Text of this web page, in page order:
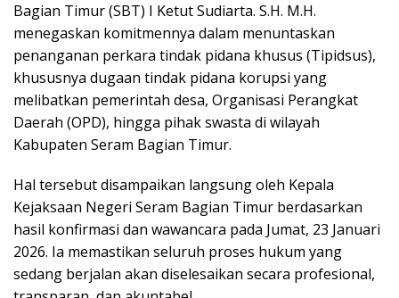
Bagian Timur (SBT) I Ketut Sudiarta. S.H. M.H.
menegaskan komitmennya dalam menuntaskan
penanganan perkara tindak pidana khusus (Tipidsus),
khususnya dugaan tindak pidana korupsi yang
melibatkan pemerintah desa, Organisasi Perangkat
Daerah (OPD), hingga pihak swasta di wilayah
Kabupaten Seram Bagian Timur.
Hal tersebut disampaikan langsung oleh Kepala
Kejaksaan Negeri Seram Bagian Timur berdasarkan
hasil konfirmasi dan wawancara pada Jumat, 23 Januari
2026. Ia memastikan seluruh proses hukum yang
sedang berjalan akan diselesaikan secara profesional,